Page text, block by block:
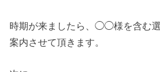
時期が来ましたら、◯◯様を含む
案内させて頂きます。